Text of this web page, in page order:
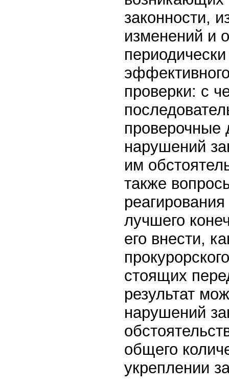
законности,
изменений и
проверки: с
проверочные
нарушений
им
также
лучшего
его внести,
стоящих
результат
нарушений
общего
укреплении